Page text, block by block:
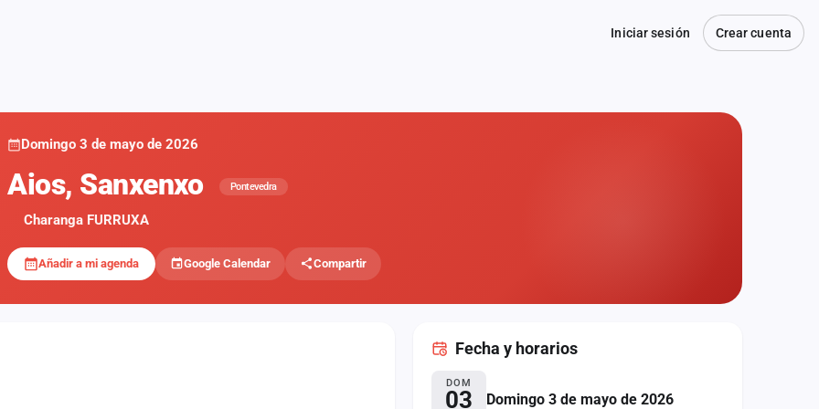
Iniciar sesión Crear cuenta
Domingo 3 de mayo de 2026
Aios, Sanxenxo Pontevedra
Charanga FURRUXA
Añadir a mi agenda Google Calendar Compartir
Fecha y horarios
DOM
03 Domingo 3 de mayo de 2026